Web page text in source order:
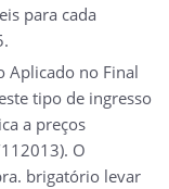
para cada
Aplicado no Final
tipo de ingresso
a preços
O
brigatório levar